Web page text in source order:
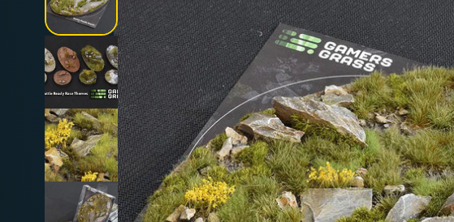
Deutschland: ab69 €
Österreich & EU: ab200 €
Schweiz: ab350 €
Nicht-EU: kein kostenloser Versand
Lieferungen in Nicht-EU-Länder (z. B. Schweiz)